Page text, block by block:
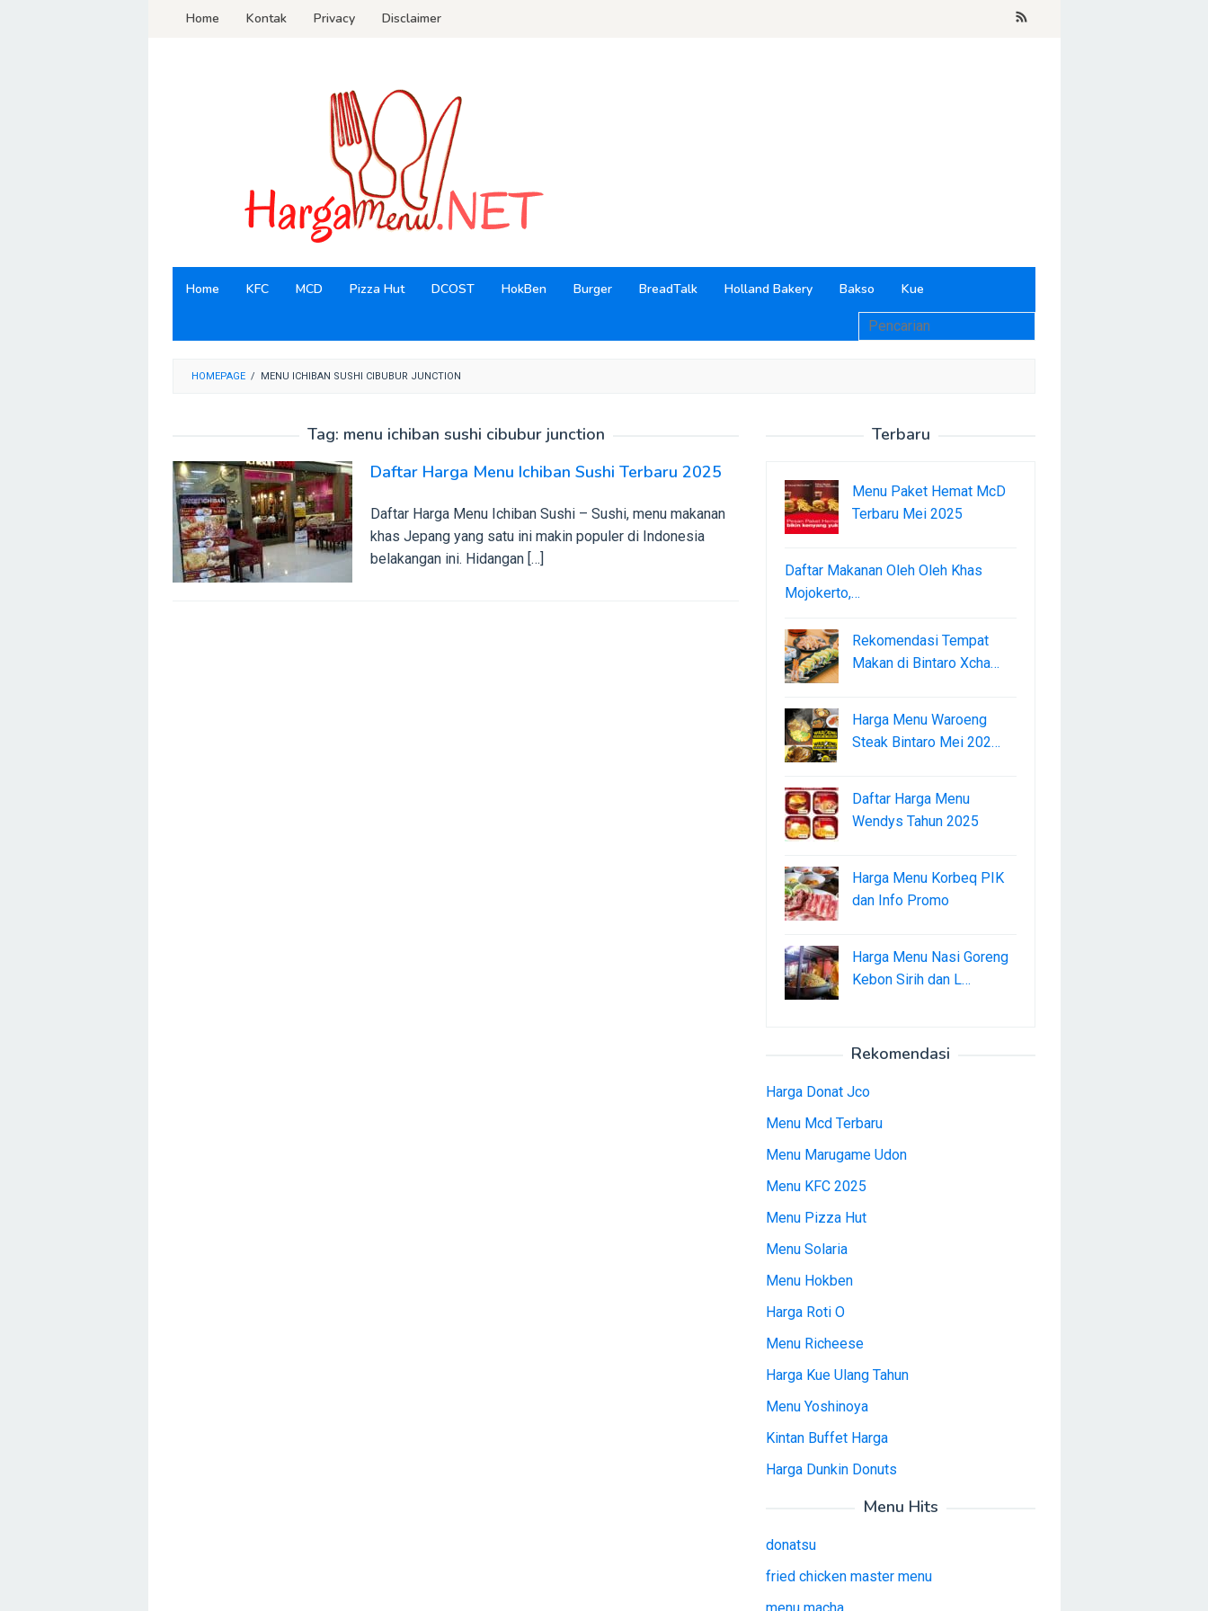
LoncatHome Kontak Privacy Disclaimer
Home KFC MCD Pizza Hut DCOST HokBen Burger BreadTalk Holland Bakery Bakso Kue
HOMEPAGE / MENU ICHIBAN SUSHI CIBUBUR JUNCTION
Tag: menu ichiban sushi cibubur junction
Daftar Harga Menu Ichiban Sushi Terbaru 2025
Daftar Harga Menu Ichiban Sushi – Sushi, menu makanan
khas Jepang yang satu ini makin populer di Indonesia
belakangan ini. Hidangan […]
Terbaru
Menu Paket Hemat McD
Terbaru Mei 2025
Daftar Makanan Oleh Oleh Khas
Mojokerto,…
Rekomendasi Tempat
Makan di Bintaro Xcha…
Harga Menu Waroeng
Steak Bintaro Mei 202…
Daftar Harga Menu
Wendys Tahun 2025
Harga Menu Korbeq PIK
dan Info Promo
Harga Menu Nasi Goreng
Kebon Sirih dan L…
Rekomendasi
Harga Donat Jco
Menu Mcd Terbaru
Menu Marugame Udon
Menu KFC 2025
Menu Pizza Hut
Menu Solaria
Menu Hokben
Harga Roti O
Menu Richeese
Harga Kue Ulang Tahun
Menu Yoshinoya
Kintan Buffet Harga
Harga Dunkin Donuts
Menu Hits
donatsu
fried chicken master menu